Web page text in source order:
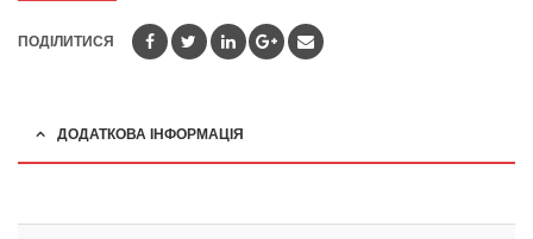
ПОДІЛИТИСЯ
ДОДАТКОВА ІНФОРМАЦІЯ